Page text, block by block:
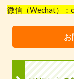
微信（Wechat）：
お